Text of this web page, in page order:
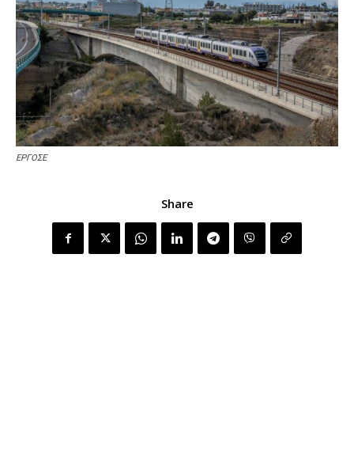
ΕΡΓΟΣΕ
Share